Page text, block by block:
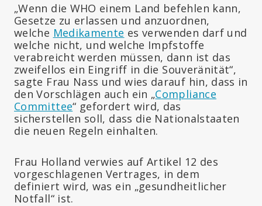
„Wenn die WHO einem Land befehlen kann,
Gesetze zu erlassen und anzuordnen,
welche Medikamente es verwenden darf und
welche nicht, und welche Impfstoffe
verabreicht werden müssen, dann ist das
zweifellos ein Eingriff in die Souveränität“,
sagte Frau Nass und wies darauf hin, dass in
den Vorschlägen auch ein „Compliance
Committee“ gefordert wird, das
sicherstellen soll, dass die Nationalstaaten
die neuen Regeln einhalten.
Frau Holland verwies auf Artikel 12 des
vorgeschlagenen Vertrages, in dem
definiert wird, was ein „gesundheitlicher
Notfall“ ist.